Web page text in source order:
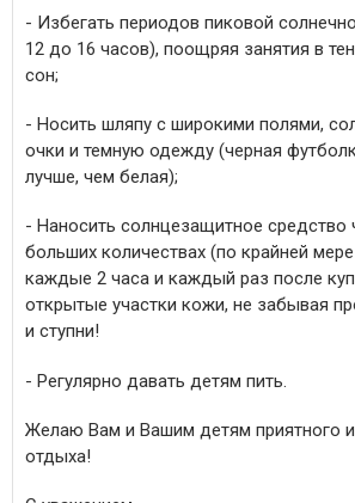
- Избегать периодов пиковой
12 до 16 часов), поощряя занятия в
сон;
- Носить шляпу с широкими полями,
очки и темную одежду (черная
лучше, чем белая);
- Наносить солнцезащитное средство
больших количествах (по крайней
каждые 2 часа и каждый раз после
открытые участки кожи, не забывая
и ступни!
- Регулярно давать детям пить.
Желаю Вам и Вашим детям приятного
отдыха!